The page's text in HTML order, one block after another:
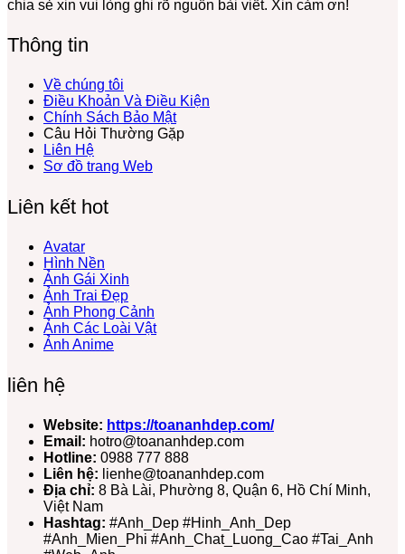
Tuộc,
Miễn
Phí
chia sẻ xin vui lòng ghi rõ nguồn bài viết. Xin cảm ơn!
Thông tin
Về chúng tôi
Điều Khoản Và Điều Kiện
Chính Sách Bảo Mật
Câu Hỏi Thường Gặp
Liên Hệ
Sơ đồ trang Web
Liên kết hot
Avatar
Hình Nền
Ảnh Gái Xinh
Ảnh Trai Đẹp
Ảnh Phong Cảnh
Ảnh Các Loài Vật
Ảnh Anime
liên hệ
Website: https://toananhdep.com/
Email: hotro@toananhdep.com
Hotline: 0988 777 888
Liên hệ: lienhe@toananhdep.com
Địa chỉ: 8 Bà Lài, Phường 8, Quận 6, Hồ Chí Minh,
Việt Nam
Hashtag: #Anh_Dep #Hinh_Anh_Dep
#Anh_Mien_Phi #Anh_Chat_Luong_Cao #Tai_Anh